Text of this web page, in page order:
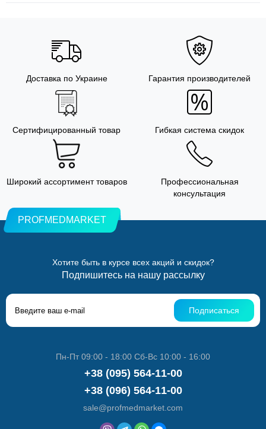
Доставка по Украине Гарантия производителей
Сертифицированный товар Гибкая система скидок
Широкий ассортимент товаров
Профессиональная
консультация
PROFMEDMARKET
Хотите быть в курсе всех акций и скидок?
Подпишитесь на нашу рассылку
Подписаться
Пн-Пт 09:00 - 18:00 Сб-Вс 10:00 - 16:00
+38 (095) 564-11-00
+38 (096) 564-11-00
sale@profmedmarket.com